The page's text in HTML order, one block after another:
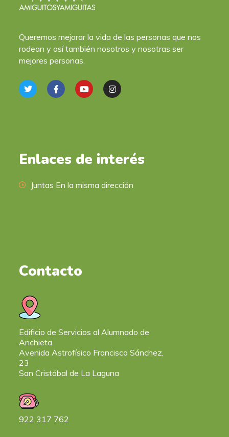
Queremos mejorar la vida de las personas que nos
rodean y así también nosotros y nosotras ser
mejores personas.
Enlaces de interés
Juntas En la misma dirección
Contacto
Edificio de Servicios al Alumnado de
Anchieta
Avenida Astrofísico Francisco Sánchez,
23
San Cristóbal de La Laguna
922 317 762